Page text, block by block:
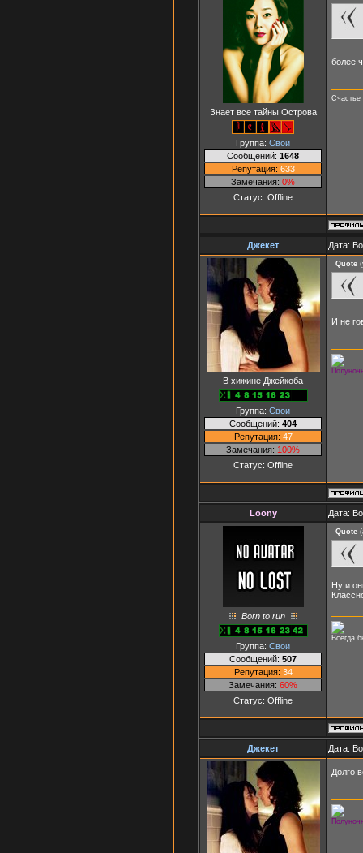
Знает все тайны Острова
Группа: Свои
Сообщений: 1648
Репутация: 633
Замечания: 0%
Статус: Offline
более
Счастье
Джекет Дата:
В хижине Джейкоба
Группа: Свои
Сообщений: 404
Репутация: 47
Замечания: 100%
Статус: Offline
Quote (
И не
Loony Дата:
Born to run
Группа: Свои
Сообщений: 507
Репутация: 34
Замечания: 60%
Статус: Offline
Quote (
Ну и
Всегда
Джекет Дата:
Долго